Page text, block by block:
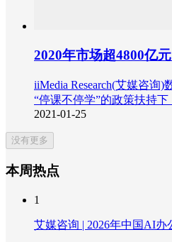
2020年市场超4800亿
iiMedia Research(艾媒咨
“停课不停学”的政策扶持
2021-01-25
没有更多
本周热点
1
艾媒咨询 | 2026年中国AI